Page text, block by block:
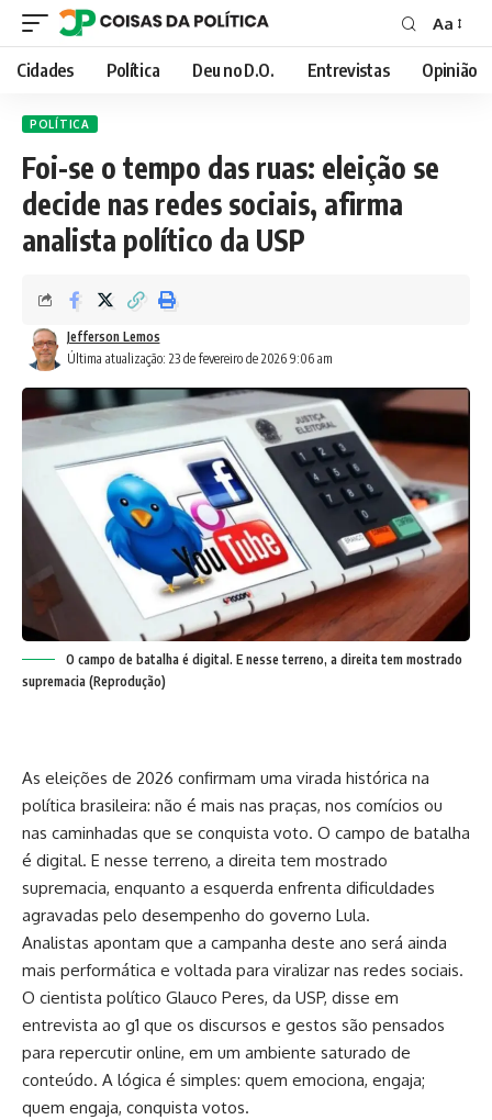
Font
Resizer
Aa
Cidades Política Deu no D.O. Entrevistas Opinião
POLÍTICA
Foi-se o tempo das ruas: eleição se
decide nas redes sociais, afirma
analista político da USP
Última atualização: 23 de fevereiro de 2026 9:06 am
Jefferson Lemos
O campo de batalha é digital. E nesse terreno, a direita tem mostrado
supremacia (Reprodução)
As eleições de 2026 confirmam uma virada histórica na
política brasileira: não é mais nas praças, nos comícios ou
nas caminhadas que se conquista voto. O campo de batalha
é digital. E nesse terreno, a direita tem mostrado
supremacia, enquanto a esquerda enfrenta dificuldades
agravadas pelo desempenho do governo Lula.
Analistas apontam que a campanha deste ano será ainda
mais performática e voltada para viralizar nas redes sociais.
O cientista político Glauco Peres, da USP, disse em
entrevista ao g1 que os discursos e gestos são pensados
para repercutir online, em um ambiente saturado de
conteúdo. A lógica é simples: quem emociona, engaja;
quem engaja, conquista votos.